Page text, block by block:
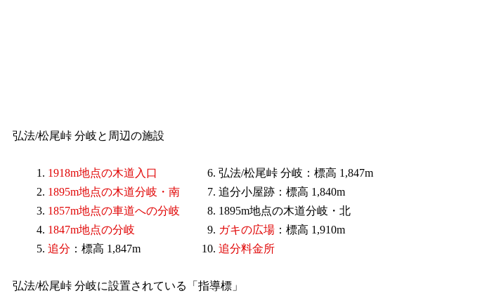
弘法/松尾峠 分岐と周辺の施設
1918m地点の木道入口
1895m地点の木道分岐・南
1857m地点の車道への分岐
1847m地点の分岐
追分 ：標高 1,847m
弘法/松尾峠 分岐：標高 1,847m
追分小屋跡：標高 1,840m
1895m地点の木道分岐・北
ガキの広場 ：標高 1,910m
追分料金所
弘法/松尾峠 分岐に設置されている「指導標」